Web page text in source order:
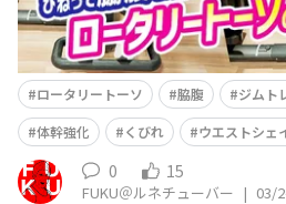
ロータリートーソ 脇腹 ジムト
体幹強化
くびれ ウエストシェ
0 15
FUKU＠ルネチューバー | 03/